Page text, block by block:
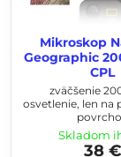
Mikroskop
Geographic
CPL
zväčšenie
osvetlenie, len na
Skladom
38 €